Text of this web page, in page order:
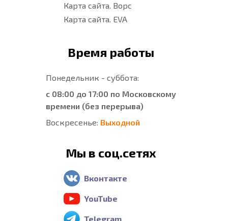
Карта сайта. Ворс
Карта сайта. EVA
Время работы
Понедельник - суббота:
с 08:00 до 17:00 по Московскому
времени (без перерыва)
Воскресенье: Выходной
Мы в соц.сетях
Вконтакте
YouTube
Telegram